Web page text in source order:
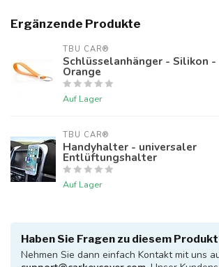
Ergänzende Produkte
TBU CAR®
Schlüsselanhänger - Silikon -
Orange
Auf Lager
TBU CAR®
Handyhalter - universaler
Entlüftungshalter
Auf Lager
Haben Sie Fragen zu diesem
Nehmen Sie dann einfach Kontakt mit uns